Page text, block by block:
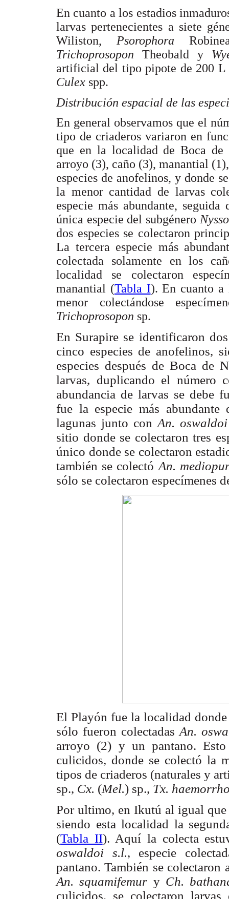
En cuanto a los estadios
larvas pertenecientes a siete
Wiliston, Psorophora
Trichoprosopon Theobald y
artificial del tipo pipote de 200 L
Culex spp.
Distribución espacial de las
En general observamos que el
tipo de criaderos variaron en
que en la localidad de Boca de
arroyo (3), caño (3), manantial
especies de anofelinos, y donde
la menor cantidad de larvas
especie más abundante, seguida
única especie del subgénero
dos especies se colectaron
La tercera especie más
colectada solamente en los
localidad se colectaron
manantial (Tabla I). En cuanto a
menor colectándose
Trichoprosopon sp.
En Surapire se identificaron
cinco especies de anofelinos,
especies después de Boca de
larvas, duplicando el número
abundancia de larvas se debe
fue la especie más abundante
lagunas junto conAn.
sitio donde se colectaron tres
único donde se colectaron
también se colectóAn.
sólo se colectaron especímenes
El Playón fue la localidad
sólo fueron colectadasAn.
arroyo (2) y un pantano.
culicidos, donde se colectó la
tipos de criaderos (naturales y
sp., Cx. (Mel.) sp., Tx.
Por ultimo, en Ikutú al igual que
siendo esta localidad la
(Tabla II). Aquí la colecta
oswaldoi s.l., especie
pantano. También se colectaron
An. squamifemur y Ch.
culicidos, se colectaron